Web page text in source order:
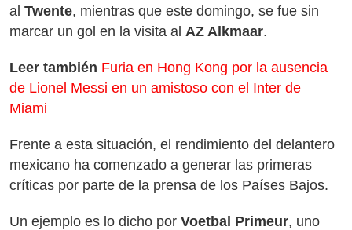
al Twente, mientras que este domingo, se fue sin
marcar un gol en la visita al AZ Alkmaar.
Leer también Furia en Hong Kong por la ausencia
de Lionel Messi en un amistoso con el Inter de
Miami
Frente a esta situación, el rendimiento del delantero
mexicano ha comenzado a generar las primeras
críticas por parte de la prensa de los Países Bajos.
Un ejemplo es lo dicho por Voetbal Primeur, uno